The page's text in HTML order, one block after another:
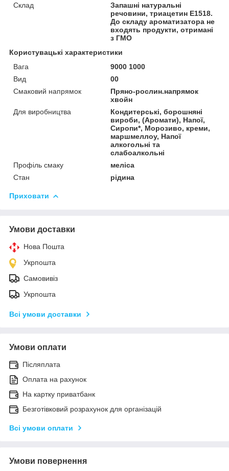
Склад
Запашні натуральні
речовини, триацетин Е1518.
До складу ароматизатора не
входять продукти, отримані
з ГМО
Користувацькі характеристики
Вага
9000 1000
Вид
00
Смаковий напрямок
Пряно-рослин.напрямок
хвойн
Для виробництва
Кондитерські, борошняні
вироби, (Аромати), Напої,
Сиропи*, Морозиво, креми,
маршмеллоу, Напої
алкогольні та
слабоалкольні
Профіль смаку
меліса
Стан
рідина
Приховати
Умови доставки
Нова Пошта
Укрпошта
Самовивіз
Укрпошта
Всі умови доставки
Умови оплати
Післяплата
Оплата на рахунок
На картку приватбанк
Безготівковий розрахунок для організацій
Всі умови оплати
Умови повернення